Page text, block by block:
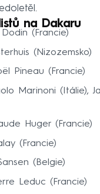
na Dakaru
(Francie)
(Nizozemsko)
Pineau (Francie)
Marinoni (Itálie),
Huger (Francie)
(Francie)
(Belgie)
Leduc (Francie)